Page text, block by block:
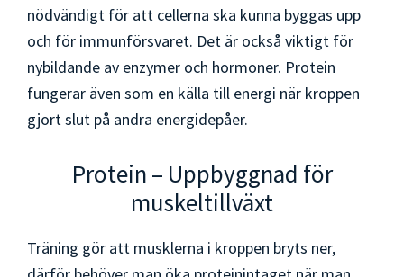
nödvändigt för att cellerna ska kunna byggas upp
och för immunförsvaret. Det är också viktigt för
nybildande av enzymer och hormoner. Protein
fungerar även som en källa till energi när kroppen
gjort slut på andra energidepåer.
Protein – Uppbyggnad för
muskeltillväxt
Träning gör att musklerna i kroppen bryts ner,